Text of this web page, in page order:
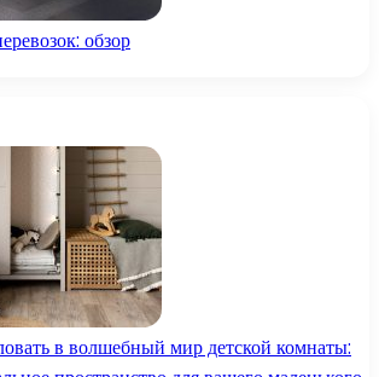
обзор
в волшебный мир детской комнаты: